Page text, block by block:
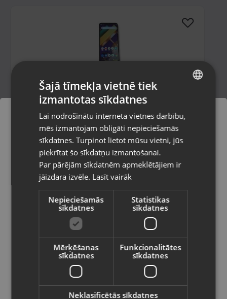
LG K22
Rīga, Tilta iela 12
Stāvoklis Lietots (Garantija 6 mēneši)
45.00€
LG K22 32 Gb
Pasūtījumi tiks piegādāti uz
izvēlēto valsti
Vietnes saturs būs attēlots izvēlētajā
valodā
Valsts
Latviešu / Latvian
RUSSIAN
Šajā tīmekļa vietnē tiek
izmantotas sīkdatnes
Lai nodrošinātu interneta vietnes darbību,
mēs izmantojam obligāti nepieciešamās
sīkdatnes. Turpinot lietot mūsu vietni, jūs
piekrītat šo sīkdatņu izmantošanai.
Par pārējām sīkdatnēm apmeklētājiem ir
jāizdara izvēle. Lasīt vairāk
Nepieciešamās
sīkdatnes
Statistikas
sīkdatnes
Mērķēšanas
sīkdatnes
Funkcionalitātes
sīkdatnes
Neklasificētās sīkdatnes